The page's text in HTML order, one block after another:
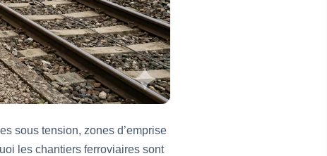
sous tension, zones d’emprise
les chantiers ferroviaires sont